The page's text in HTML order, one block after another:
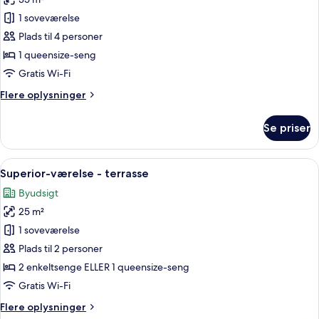
Superior-
suite
-
terrasse
1 soveværelse
Plads til 4 personer
1 queensize-seng
Gratis Wi-Fi
Flere oplysninger
Flere
suite
terrasse
Se priser
Indlæs
alle
billeder
af
Superior-
værelse
-
terrasse
Et hotelværelse med seng,
9
Superior-værelse - terrasse
Byudsigt
25 m²
1 soveværelse
Plads til 2 personer
2 enkeltsenge ELLER 1 queensize-seng
Gratis Wi-Fi
Flere oplysninger
Flere